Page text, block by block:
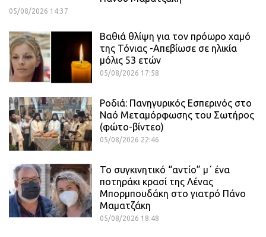
05/08/2026 14:37
Βαθιά θλίψη για τον πρόωρο χαμό
της Τόνιας -Απεβίωσε σε ηλικία
μόλις 53 ετών
05/08/2026 17:58
Ροδιά: Πανηγυρικός Εσπερινός στο
Ναό Μεταμόρφωσης του Σωτήρος
(φώτο-βίντεο)
05/08/2026 22:46
Το συγκινητικό “αντίο” μ΄ ένα
ποτηράκι κρασί της Λένας
Μπορμπουδάκη στο γιατρό Πάνο
Μαματζάκη
05/08/2026 18:48